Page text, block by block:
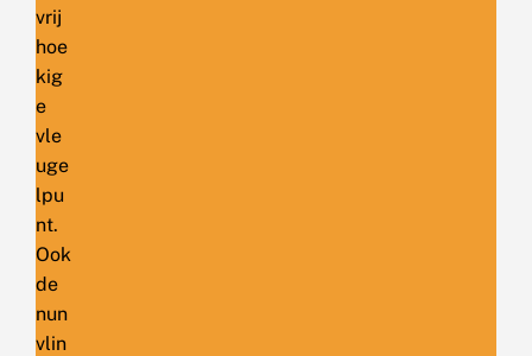
vrij
hoe
kig
e
vle
uge
lpu
nt.
Ook
de
nun
vlin